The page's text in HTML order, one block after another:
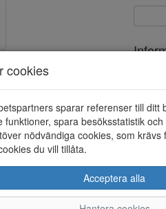
Foder
cookies
sparar referenser till ditt
funktioner, spara besöksstatistik
nödvändiga cookies, som
du vill tillåta.
Acceptera alla